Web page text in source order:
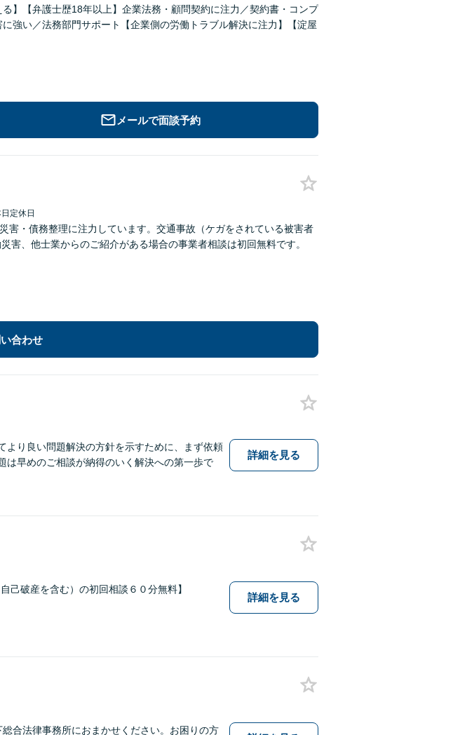
】【弁護士歴18年以上】企業法務・顧問契約に注力／契約書・コンプ
強い／法務部門サポート【企業側の労働トラブル解決に注力】【淀屋
メールで面談予約
定休日
害・債務整理に注力しています。交通事故（ケガをされている被害者
害、他士業からのご紹介がある場合の事業者相談は初回無料です。
合わせ
より良い問題解決の方針を示すために、まず依頼
は早めのご相談が納得のいく解決への第一歩で
詳細を見る
己破産を含む）の初回相談６０分無料】
詳細を見る
合法律事務所におまかせください。お困りの方